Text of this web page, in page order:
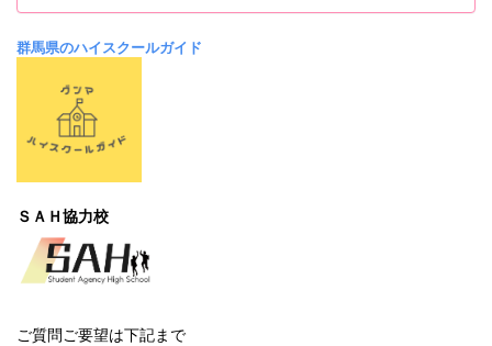
群馬県のハイスクールガイド
ＳＡＨ協力校
ご質問ご要望は下記まで